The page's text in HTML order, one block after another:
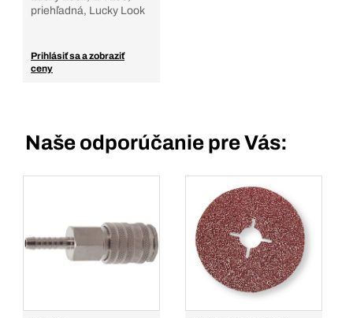
priehľadná, Lucky Look
Prihlásiť sa a zobraziť
ceny
Naše odporúčanie pre Vás: